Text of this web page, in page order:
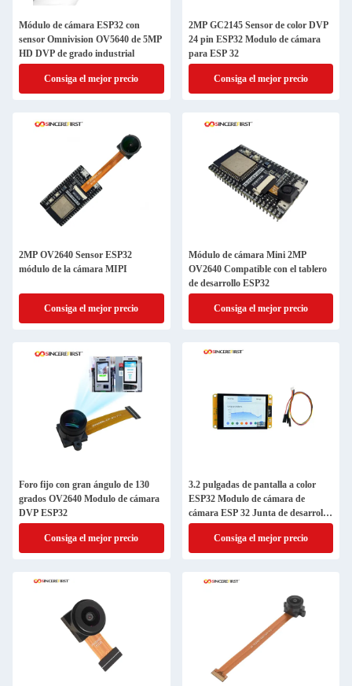
Módulo de cámara ESP32 con
sensor Omnivision OV5640 de 5MP
HD DVP de grado industrial
Consiga el mejor precio
2MP GC2145 Sensor de color DVP
24 pin ESP32 Modulo de cámara
para ESP 32
Consiga el mejor precio
2MP OV2640 Sensor ESP32
módulo de la cámara MIPI
Consiga el mejor precio
Módulo de cámara Mini 2MP
OV2640 Compatible con el tablero
de desarrollo ESP32
Consiga el mejor precio
Foro fijo con gran ángulo de 130
grados OV2640 Modulo de cámara
DVP ESP32
Consiga el mejor precio
3.2 pulgadas de pantalla a color
ESP32 Modulo de cámara de
cámara ESP 32 Junta de desarrollo
de cámara
Consiga el mejor precio